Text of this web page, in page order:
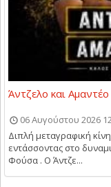
Άντζελο και
06 Αυγούστου 2026
Διπλή μεταγραφική
εντάσσοντας στο
Φούσα . Ο Άντζε...